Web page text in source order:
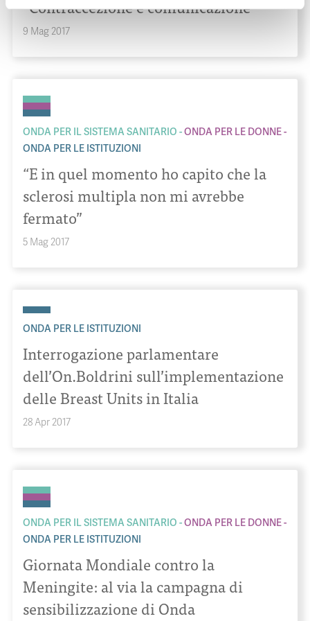
“Contraccezione e comunicazione”
9 Mag 2017
ONDA PER IL SISTEMA SANITARIO
ONDA PER LE DONNE
ONDA PER LE ISTITUZIONI
“E in quel momento ho capito che la
sclerosi multipla non mi avrebbe
fermato”
5 Mag 2017
ONDA PER LE ISTITUZIONI
Interrogazione parlamentare
dell’On.Boldrini sull’implementazione
delle Breast Units in Italia
28 Apr 2017
ONDA PER IL SISTEMA SANITARIO
ONDA PER LE DONNE
ONDA PER LE ISTITUZIONI
Giornata Mondiale contro la
Meningite: al via la campagna di
sensibilizzazione di Onda